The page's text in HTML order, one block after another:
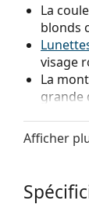
La
blonds
visage
La
grande
Verre de
Les
Afficher